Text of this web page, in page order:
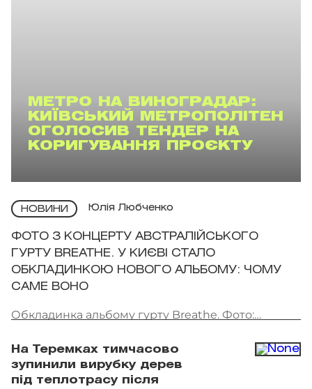
МЕТРО НА ВИНОГРАДАР:
КИЇВСЬКИЙ МЕТРОПОЛІТЕН
ОГОЛОСИВ ТЕНДЕР НА
КОРИГУВАННЯ ПРОЄКТУ
НОВИНИ Юлія Любченко
ФОТО З КОНЦЕРТУ АВСТРАЛІЙСЬКОГО
ГУРТУ BREATHE. У КИЄВІ СТАЛО
ОБКЛАДИНКОЮ НОВОГО АЛЬБОМУ: ЧОМУ
САМЕ ВОНО
Обкладинка альбому гурту Breathe. Фото:
На Теремках тимчасово
зупинили вирубку дерев
під теплотрасу після